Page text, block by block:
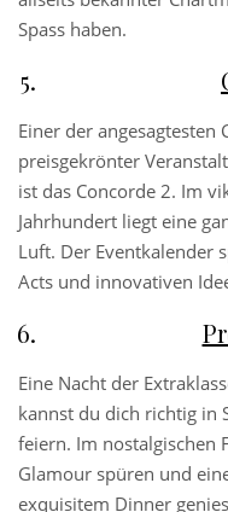
Spass haben.
Einer der
preisgekrönter
ist das Concorde 2. Im
Jahrhundert liegt eine
Luft. Der Eventkalender
Acts und innovativen
Eine Nacht der
kannst du dich richtig in
feiern. Im nostalgischen
Glamour spüren und
exquisitem Dinner